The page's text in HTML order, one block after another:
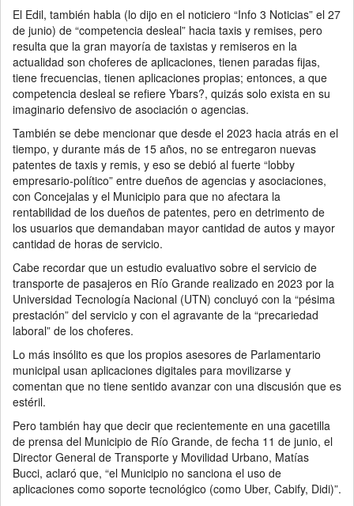
El Edil, también habla (lo dijo en el noticiero “Info 3 Noticias” el 27
de junio) de “competencia desleal” hacia taxis y remises, pero
resulta que la gran mayoría de taxistas y remiseros en la
actualidad son choferes de aplicaciones, tienen paradas fijas,
tiene frecuencias, tienen aplicaciones propias; entonces, a que
competencia desleal se refiere Ybars?, quizás solo exista en su
imaginario defensivo de asociación o agencias.
También se debe mencionar que desde el 2023 hacia atrás en el
tiempo, y durante más de 15 años, no se entregaron nuevas
patentes de taxis y remis, y eso se debió al fuerte “lobby
empresario-político” entre dueños de agencias y asociaciones,
con Concejalas y el Municipio para que no afectara la
rentabilidad de los dueños de patentes, pero en detrimento de
los usuarios que demandaban mayor cantidad de autos y mayor
cantidad de horas de servicio.
Cabe recordar que un estudio evaluativo sobre el servicio de
transporte de pasajeros en Río Grande realizado en 2023 por la
Universidad Tecnología Nacional (UTN) concluyó con la “pésima
prestación” del servicio y con el agravante de la “precariedad
laboral” de los choferes.
Lo más insólito es que los propios asesores de Parlamentario
municipal usan aplicaciones digitales para movilizarse y
comentan que no tiene sentido avanzar con una discusión que es
estéril.
Pero también hay que decir que recientemente en una gacetilla
de prensa del Municipio de Río Grande, de fecha 11 de junio, el
Director General de Transporte y Movilidad Urbano, Matías
Bucci, aclaró que, “el Municipio no sanciona el uso de
aplicaciones como soporte tecnológico (como Uber, Cabify, Didi)”.